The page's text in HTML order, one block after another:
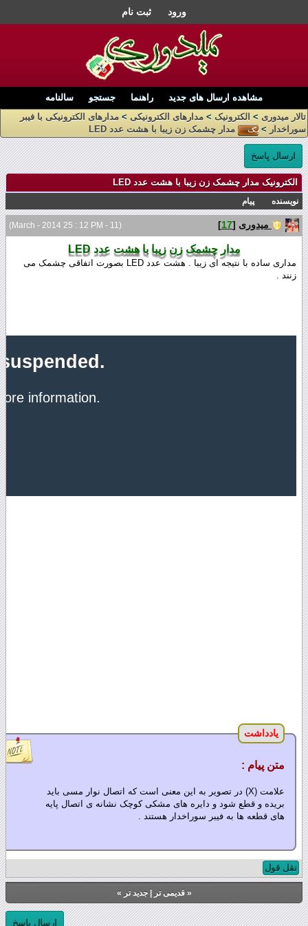
ورود ثبت نام
مشاهده ارسال های جدید راهنما جستجو
سالنامه
تالار میدوری > الکترونیک > مدارهای الکترونیکی > مدارهای الکترونیکی با فیبر
سوراخدار > مدار چشمک زن زیبا با هشت عدد LED
ارسال پاسخ
الکترونیک مدار چشمک زن زیبا با هشت عدد LED
نویسنده پیام
(11 - March - 2014 25 : 12 PM) میدوری [
17
]
مدار چشمک زن زیبا با هشت عدد LED
مداری ساده با نتیجه ای زیبا . هشت عدد LED بصورت اتفاقی چشمک می
زنند .
یادداشت
متن پیام :
علامت (X) در تصویر به این معنی است که اتصال نوار مسی باید
بریده و قطع شود و دایره های مشکی کوچک نشانه ی اتصال پایه
های قطعه ها به فیبر سوراخدار هستند .
نقل قول
«قدیمی تر |جدید تر »
ارسال پاسخ